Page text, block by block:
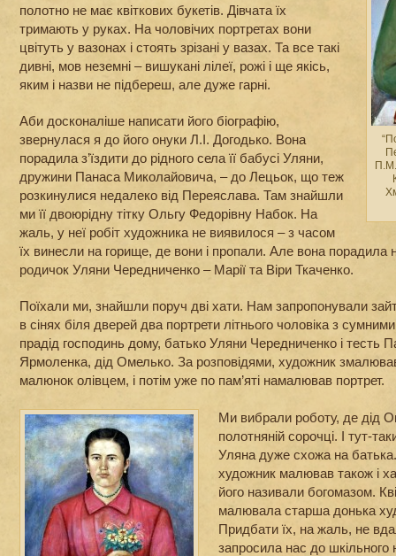
П.М.
полотно не має квіткових букетів. Дівчата їх
тримають у руках. На чоловічих портретах вони
цвітуть у вазонах і стоять зрізані у вазах. Та все такі
дивні, мов неземні – вишукані лілеї, рожі і ще якісь,
яким і назви не підбереш, але дуже гарні.
Аби досконаліше написати його біографію,
звернулася я до його онуки Л.І. Догодько. Вона
порадила з’їздити до рідного села її бабусі Уляни,
дружини Панаса Миколайовича, – до Лецьок, що теж
розкинулися недалеко від Переяслава. Там знайшли
ми її двоюрідну тітку Ольгу Федорівну Набок. На
жаль, у неї робіт художника не виявилося – з часом
їх винесли на горище, де вони і пропали. Але вона порадила
родичок Уляни Чередниченко – Марії та Віри Ткаченко.
Поїхали ми, знайшли поруч дві хати. Нам запропонували
в сінях біля дверей два портрети літнього чоловіка з
прадід господинь дому, батько Уляни Чередниченко і тесть
Ярмоленка, дід Омелько. За розповідями, художник
малюнок олівцем, і потім уже по пам’яті намалював портрет.
Ми вибрали роботу, де дід
полотняній сорочці. І тут-
Уляна дуже схожа на
художник малював також і
його називали богомазом.
малювала старша донька
Придбати їх, на жаль, не
запросила нас до шкільного